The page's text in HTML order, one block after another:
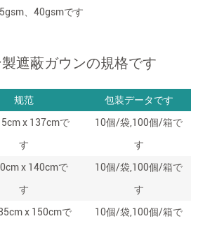
、40gsmです
遮蔽ガウンの規格です
规范
包装データです
x 137cmで
す
10個/袋,100個/箱で
す
x 140cmで
す
10個/袋,100個/箱で
す
x 150cmで
10個/袋,100個/箱で